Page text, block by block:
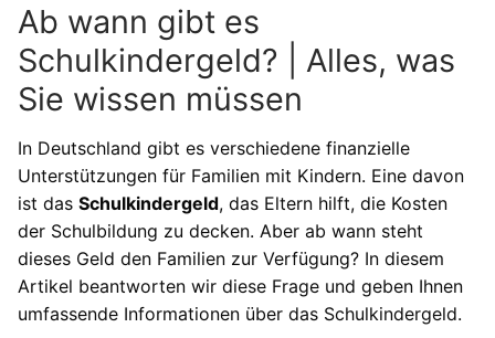
Ab wann gibt es
Schulkindergeld? | Alles, was
Sie wissen müssen
In Deutschland gibt es verschiedene finanzielle
Unterstützungen für Familien mit Kindern. Eine davon
ist das Schulkindergeld, das Eltern hilft, die Kosten
der Schulbildung zu decken. Aber ab wann steht
dieses Geld den Familien zur Verfügung? In diesem
Artikel beantworten wir diese Frage und geben Ihnen
umfassende Informationen über das Schulkindergeld.